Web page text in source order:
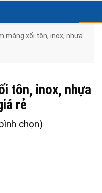
máng xối tôn, inox, nhựa
tôn, inox, nhựa
rẻ
chọn)